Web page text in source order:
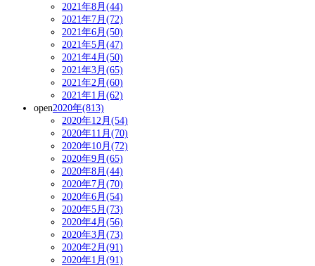
2021年8月(44)
2021年7月(72)
2021年6月(50)
2021年5月(47)
2021年4月(50)
2021年3月(65)
2021年2月(60)
2021年1月(62)
open2020年(813)
2020年12月(54)
2020年11月(70)
2020年10月(72)
2020年9月(65)
2020年8月(44)
2020年7月(70)
2020年6月(54)
2020年5月(73)
2020年4月(56)
2020年3月(73)
2020年2月(91)
2020年1月(91)